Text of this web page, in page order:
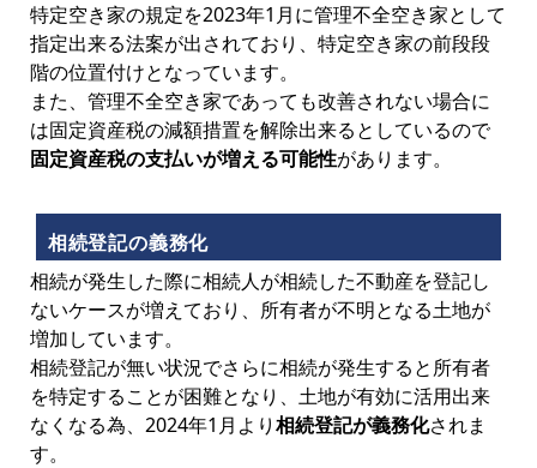
特定空き家の規定を2023年1月に管理不全空き家として
指定出来る法案が出されており、特定空き家の前段段
階の位置付けとなっています。
また、管理不全空き家であっても改善されない場合に
は固定資産税の減額措置を解除出来るとしているので
固定資産税の支払いが増える可能性があります。
相続登記の義務化
相続が発生した際に相続人が相続した不動産を登記し
ないケースが増えており、所有者が不明となる土地が
増加しています。
相続登記が無い状況でさらに相続が発生すると所有者
を特定することが困難となり、土地が有効に活用出来
なくなる為、2024年1月より相続登記が義務化されま
す。